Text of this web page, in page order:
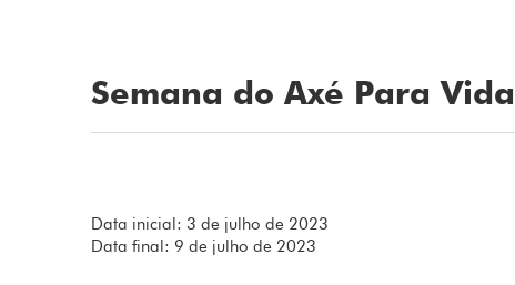
Semana do Axé Para Vida
Data inicial: 3 de julho de 2023
Data final: 9 de julho de 2023